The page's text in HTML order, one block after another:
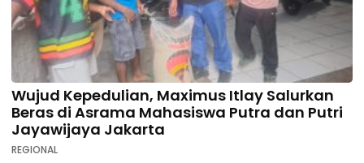
Wujud Kepedulian, Maximus Itlay Salurkan
Beras di Asrama Mahasiswa Putra dan Putri
Jayawijaya Jakarta
REGIONAL